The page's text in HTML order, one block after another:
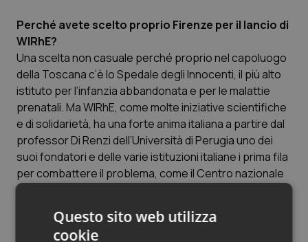
Psoriasi & pelle
Quotidiano Cardiologia
Quotidiano Chirurgia
Quotidiano Oncologia
Quotidiano Pediatria
Rene & patologie urogenitali
Perché avete scelto proprio Firenze per il lancio di
WIRhE?
Una scelta non casuale perché proprio nel capoluogo
della Toscana c’è lo Spedale degli Innocenti, il più alto
istituto per l’infanzia abbandonata e per le malattie
prenatali. Ma WIRhE, come molte iniziative scientifiche
e di solidarietà, ha una forte anima italiana a partire dal
professor Di Renzi dell’Università di Perugia uno dei
suoi fondatori e delle varie istituzioni italiane i prima fila
per combattere il problema, come il Centro nazionale
sangue.
Avete in programma investimenti per aumentare la
Questo sito web utilizza
cookie